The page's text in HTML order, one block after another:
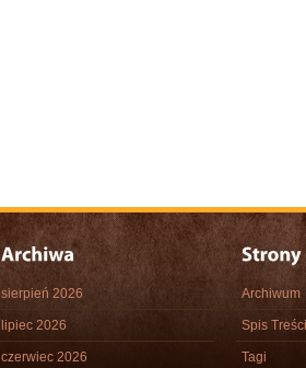
sierpień 2026
lipiec 2026
czerwiec 2026
Archiwum
Spis Treści
Tagi